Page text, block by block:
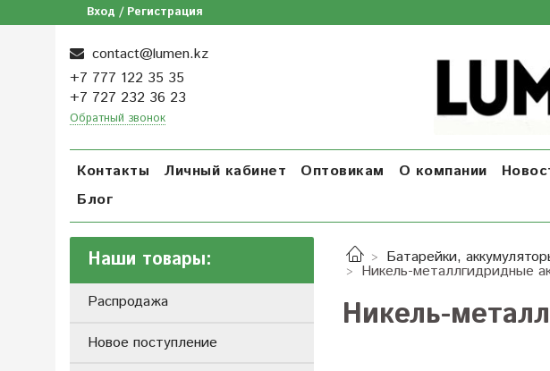
Вход / Регистрация
contact@lumen.kz
+7 777 122 35 35
+7 727 232 36 23
Обратный звонок
Контакты Личный кабинет Оптовикам О компании
Блог
Батарейки,
Никель-металлгидридные
Никель-
Наши товары:
Распродажа
Новое поступление